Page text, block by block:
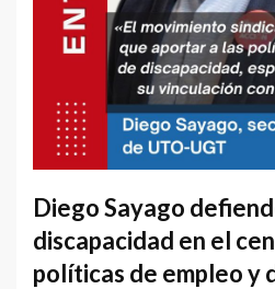
Diego Sayago
discapacidad en el
políticas de empleo y